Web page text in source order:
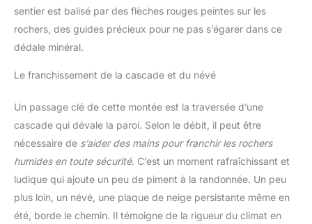
sentier est balisé par des flèches rouges peintes sur les
rochers, des guides précieux pour ne pas s’égarer dans ce
dédale minéral.
Le franchissement de la cascade et du névé
Un passage clé de cette montée est la traversée d’une
cascade qui dévale la paroi. Selon le débit, il peut être
nécessaire de s’aider des mains pour franchir les rochers
humides en toute sécurité. C’est un moment rafraîchissant et
ludique qui ajoute un peu de piment à la randonnée. Un peu
plus loin, un névé, une plaque de neige persistante même en
été, borde le chemin. Il témoigne de la rigueur du climat en